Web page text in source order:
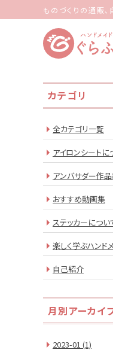
ものづくりの通販
カテゴリ
全カテゴリ一覧
アイロンシートに
アンバサダー作
おすすめ動画集
ステッカーについ
楽しく学ぶハンド
自己紹介
月別アーカイ
2023-01 (1)